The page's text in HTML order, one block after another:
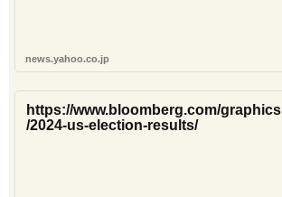
news.yahoo.co.jp
https://www.bloomberg.com/graphics
/2024-us-election-results/